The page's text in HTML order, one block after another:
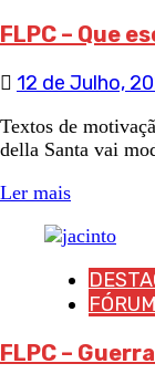
FLPC – Que
12 de Julho,
Textos de
della Santa vai
Ler mais
FLPC –